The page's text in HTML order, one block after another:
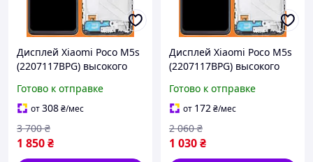
Дисплей Xiaomi Poco M5s
(2207117BPG) высокого
рамке на Ксиоми Поко
М5с
Готово к отправке
от308₴/мес
1 850₴
3 700 ₴
Дисплей Xiaomi Poco M5s
(2207117BPG) высокого
рамке на Ксиоми Поко
М5с
Готово к отправке
от 172₴/мес
1 030₴
2 060 ₴